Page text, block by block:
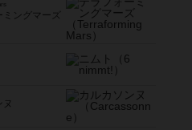
ミングマーズ